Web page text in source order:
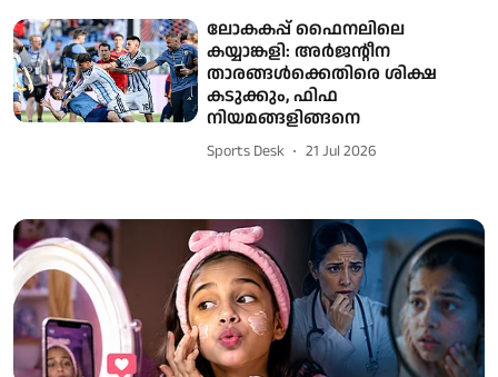
ലോകകപ്പ് ഫൈനലിലെ
കയ്യാങ്കളി: അർജന്റീന
താരങ്ങൾക്കെതിരെ ശിക്ഷ
കടുക്കും, ഫിഫ
നിയമങ്ങളിങ്ങനെ
Sports Desk 21 Jul 2026